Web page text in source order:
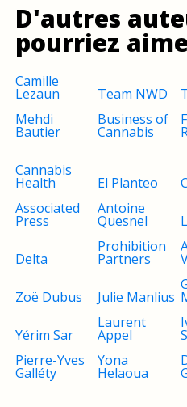
D'autres
pourriez
Camille
Lezaun Team NWD
Mehdi
Bautier
Business of
Cannabis
Cannabis
Health El Planteo
Associated
Press
Antoine
Quesnel
Delta
Prohibition
Partners
Zoë Dubus Julie Manlius
Yérim Sar
Laurent
Appel
Pierre-Yves
Galléty
Yona
Helaoua